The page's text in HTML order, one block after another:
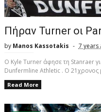
Πήραν Turner οι
by Manos Kassotakis
7 years
O Kyle Turner άφησε τη Stanraer
Dunfermline Athletic . Ο 21χρονος
Read More